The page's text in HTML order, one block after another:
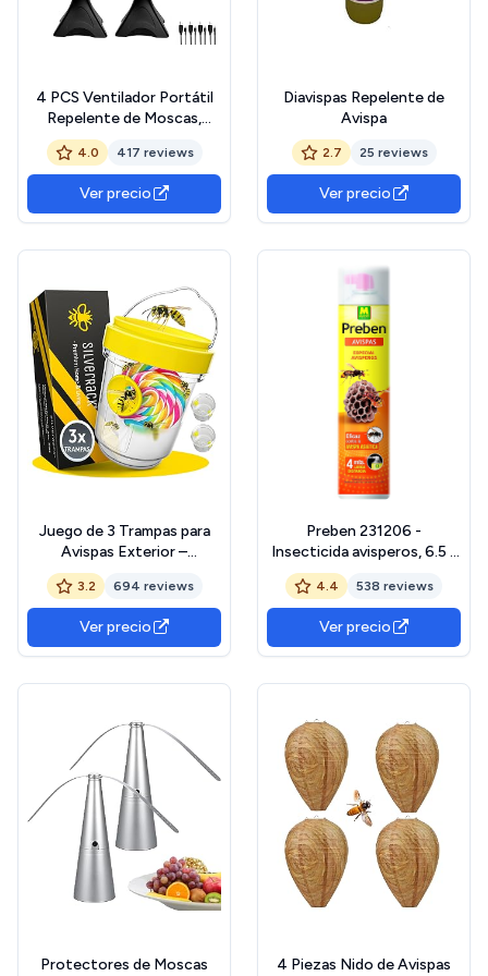
4 PCS Ventilador Portátil
Repelente de Moscas,
Ventilador de Protección
contra Mosquitos,
Pequeño y Silencioso, Uso
de Mesa/suspendido para
Picnic, Barbacoa y Viajes,
4.0 417 reviews
Ver precio
Diavispas Repelente de
Avispa
2.7 25 reviews
Ver precio
Juego de 3 Trampas para
Avispas Exterior –
Repelente para Colgar o
Posicionar – Atrapa Avispas
Exterior – Apto como
Trampa Viva y para Moscas
– Solución Antimoscas y
3.2 694 reviews
Ver precio
Preben 231206 -
Insecticida avisperos, 6.5 x
35.2 x 6.5 cm, color
transparente
4.4 538 reviews
Ver precio
Protectores de Moscas
4 Piezas Nido de Avispas